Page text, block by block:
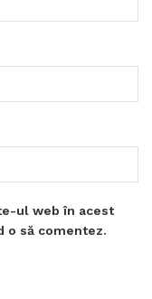
ul web în acest
o să comentez.